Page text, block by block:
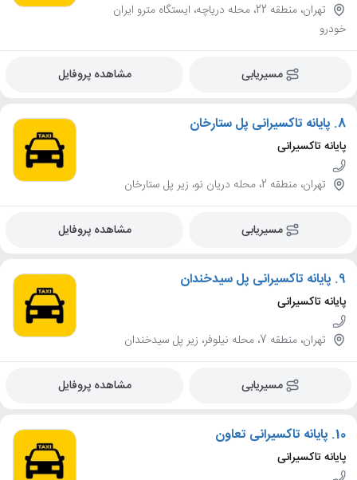
تهران، منطقه 22، محله دریاچه، ایستگاه مترو ایران
خودرو
مسیریابی مشاهده پروفایل
8. پایانه تاکسیرانی پل ستارخان
پایانه تاکسیرانی
تهران، منطقه 2، محله دریان نو، زیر پل ستارخان
مسیریابی مشاهده پروفایل
9. پایانه تاکسیرانی پل سیدخندان
پایانه تاکسیرانی
تهران، منطقه 7، محله نیلوفر، زیر پل سیدخندان
مسیریابی مشاهده پروفایل
10. پایانه تاکسیرانی تعاون
پایانه تاکسیرانی